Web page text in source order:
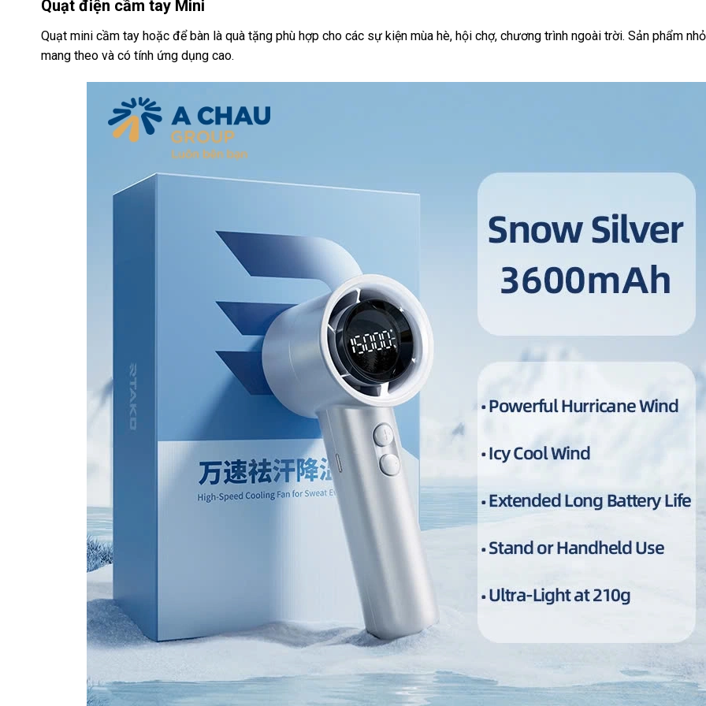
Quạt điện cầm tay Mini
Quạt mini cầm tay hoặc để bàn là quà tặng phù hợp cho các sự kiện mùa hè, hội chợ, chương trình ngoài trời. Sản phẩm
mang theo và có tính ứng dụng cao.